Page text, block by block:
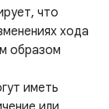
что
хода
образом
иметь